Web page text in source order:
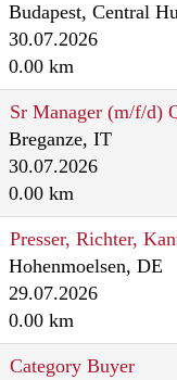
Budapest, Central
30.07.2026
0.00 km
Sr Manager (m/f/d)
Breganze, IT
30.07.2026
0.00 km
Presser, Richter,
Hohenmoelsen, DE
29.07.2026
0.00 km
Category Buyer